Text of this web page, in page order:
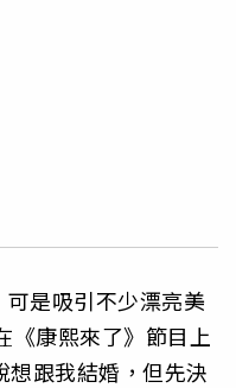
是吸引不少漂亮美
《康熙來了》節目上
跟我結婚，但先決